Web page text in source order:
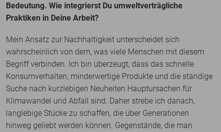
Bedeutung. Wie integrierst Du umweltverträgliche
Praktiken in Deine Arbeit?
Mein Ansatz zur Nachhaltigkeit unterscheidet sich
wahrscheinlich von dem, was viele Menschen mit diesem
Begriff verbinden. Ich bin überzeugt, dass das schnelle
Konsumverhalten, minderwertige Produkte und die ständige
Suche nach kurzlebigen Neuheiten Hauptursachen für
Klimawandel und Abfall sind. Daher strebe ich danach,
langlebige Stücke zu schaffen, die über Generationen
hinweg geliebt werden können. Gegenstände, die man